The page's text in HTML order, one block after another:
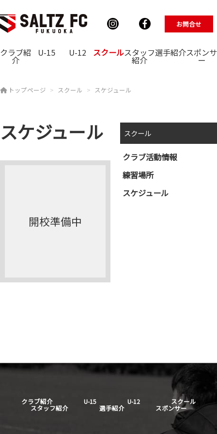
お問合せ
クラブ紹
介
U-15 U-12 スクールスタッフ
紹介
選手紹介スポンサ
ー
トップページ スクール スケジュール
スケジュール
開校準備中
スクール
クラブ活動情報
練習場所
スケジュール
クラブ紹介 U-15 U-12 スクール
スタッフ紹介 選手紹介 スポンサー